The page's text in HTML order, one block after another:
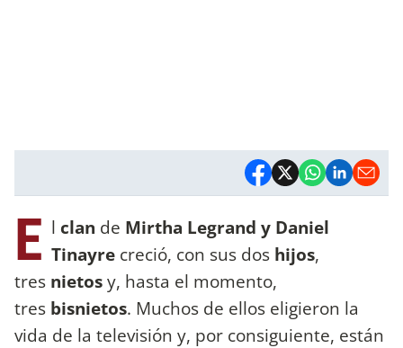
E l clan de Mirtha Legrand y Daniel
Tinayre creció, con sus dos hijos,
tres nietosy, hasta el momento,
tres bisnietos. Muchos de ellos eligieron la
vida de la televisión y, por consiguiente, están